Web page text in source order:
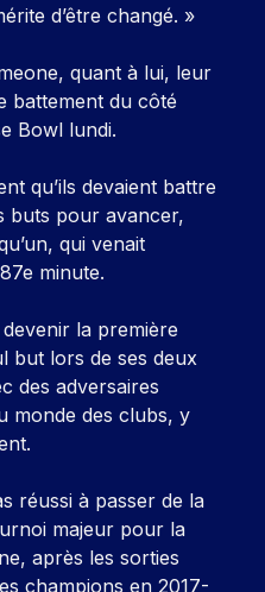
d’être changé. »
quant à lui, leur
battement du côté
Bowl lundi.
qu’ils devaient battre
buts pour avancer,
qui venait
minute.
la première
but lors de ses deux
des adversaires
monde des clubs, y
réussi à passer de la
majeur pour la
après les sorties
champions en 2017-